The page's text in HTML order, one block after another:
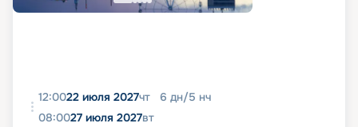
12:0022 июля 2027чт 6 дн/5 нч
08:0027 июля 2027вт